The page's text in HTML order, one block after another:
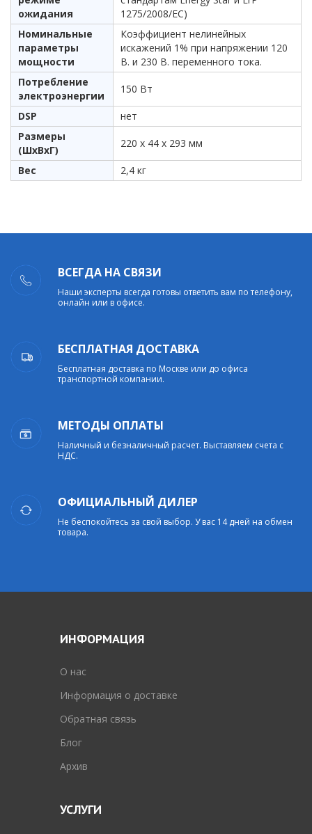
ожидания
1275/2008/EC)
Номинальные
параметры
мощности
Коэффициент нелинейных
искажений 1% при напряжении 120
В. и 230 В. переменного тока.
Потребление
электроэнергии
150 Вт
DSP
нет
Размеры
(ШхВхГ)
220 х 44 х 293 мм
Вес 2,4 кг
ВСЕГДА НА СВЯЗИ
Наши эксперты всегда готовы ответить вам по телефону,
онлайн или в офисе.
БЕСПЛАТНАЯ ДОСТАВКА
Бесплатная доставка по Москве или до офиса
транспортной компании.
МЕТОДЫ ОПЛАТЫ
Наличный и безналичный расчет. Выставляем счета с
НДС.
ОФИЦИАЛЬНЫЙ ДИЛЕР
Не беспокойтесь за свой выбор. У вас 14 дней на обмен
товара.
ИНФОРМАЦИЯ
O нас
Информация о доставке
Обратная связь
Блог
Архив
УСЛУГИ